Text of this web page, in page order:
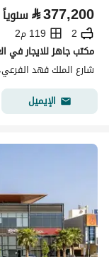
⃁377,200 سنوياً
2
119 م2
مكتب جاهز للايجار في
شارع الملك فهد
الإيميل